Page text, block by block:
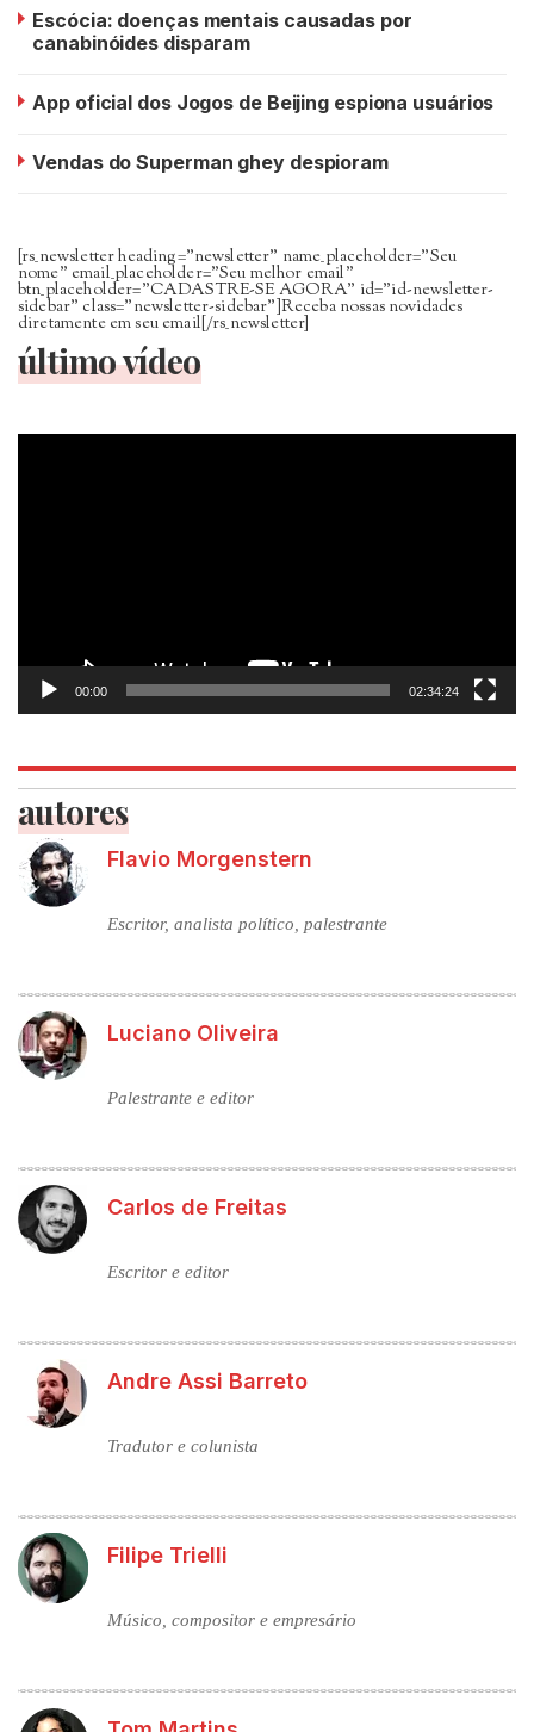
Escócia: doenças mentais causadas por
canabinóides disparam
App oficial dos Jogos de Beijing espiona usuários
Vendas do Superman ghey despioram
[rs_newsletter heading=”newsletter” name_placeholder=”Seu
nome” email_placeholder=”Seu melhor email”
btn_placeholder=”CADASTRE-SE AGORA” id=”id-newsletter-
sidebar” class=”newsletter-sidebar”]Receba nossas novidades
diretamente em seu email[/rs_newsletter]
último vídeo
Tocador
00:00 02:34:24
autores
Flavio Morgenstern
Escritor, analista político, palestrante
Luciano Oliveira
Palestrante e editor
Carlos de Freitas
Escritor e editor
Andre Assi Barreto
Tradutor e colunista
Filipe Trielli
Músico, compositor e empresário